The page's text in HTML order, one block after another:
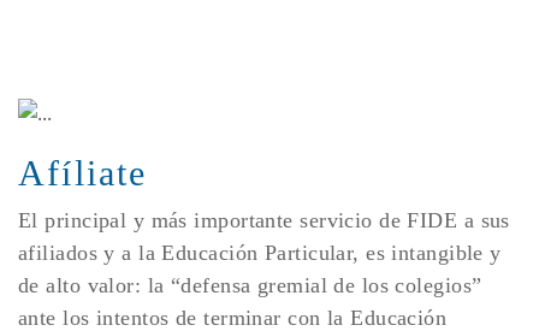
Afíliate
El principal y más importante servicio de FIDE a sus
afiliados y a la Educación Particular, es intangible y
de alto valor: la “defensa gremial de los colegios”
ante los intentos de terminar con la Educación